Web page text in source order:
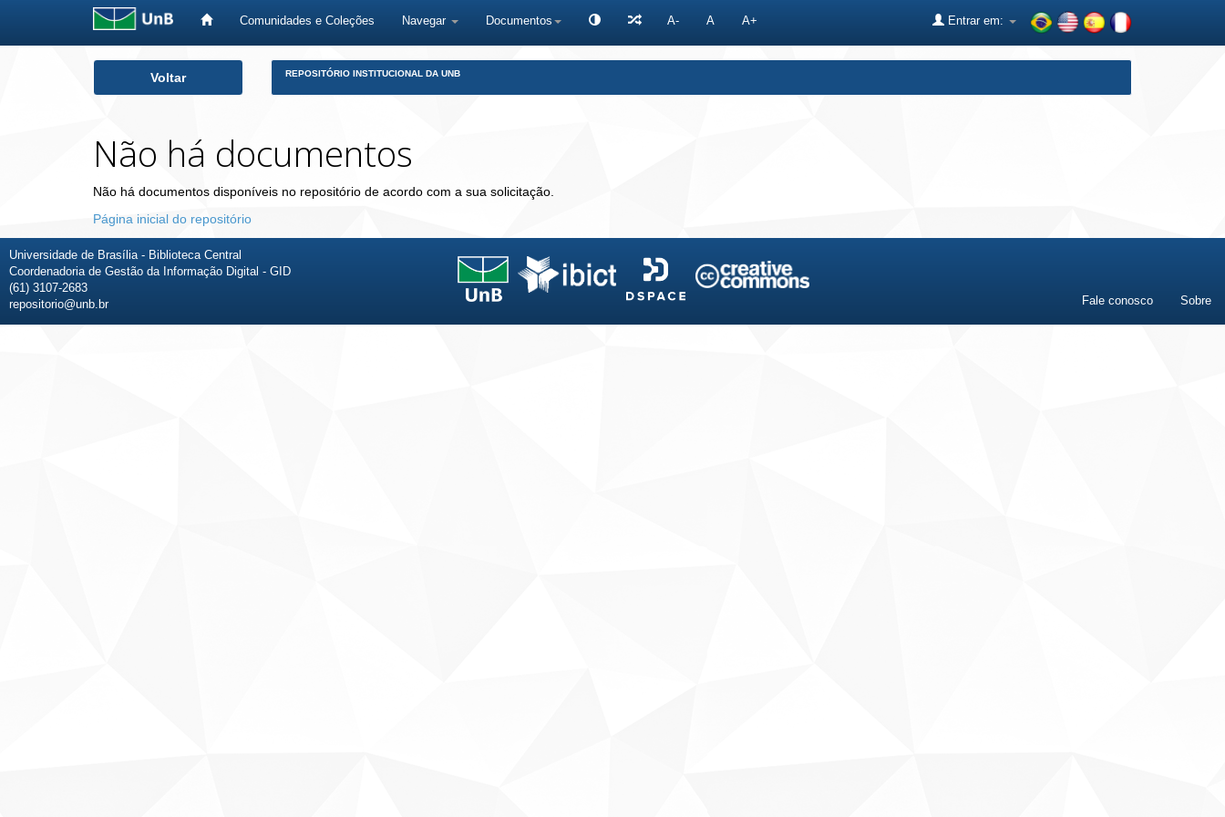
Comunidades e Coleções Navegar Documentos A- A A+ Entrar em:
Voltar REPOSITÓRIO INSTITUCIONAL DA UNB
Não há documentos
Não há documentos disponíveis no repositório de acordo com a sua solicitação.
Página inicial do repositório
Universidade de Brasília - Biblioteca Central
Coordenadoria de Gestão da Informação Digital - GID
(61) 3107-2683
repositorio@unb.br
Fale conosco Sobre